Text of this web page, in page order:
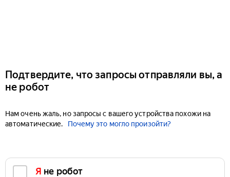
Подтвердите, что запросы отправляли вы, а
не робот
Нам очень жаль, но запросы с вашего устройства похожи на
автоматические.
Почему это могло произойти?
Я не робот